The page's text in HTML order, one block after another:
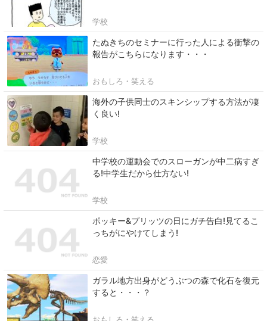
学校
たぬきちのセミナーに行った人による衝撃の
報告がこちらになります・・・
おもしろ・笑える
海外の子供同士のスキンシップする方法が凄
く良い!
学校
中学校の運動会でのスローガンが中二病すぎ
る!中学生だから仕方ない!
学校
ポッキー&プリッツの日にガチ告白!見てるこ
っちがにやけてしまう!
恋愛
ガラル地方出身がどうぶつの森で化石を復元
すると・・・？
おもしろ・笑える